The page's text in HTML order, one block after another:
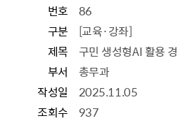
번호
86
구분
[교육·강좌]
제목
구민 생성형AI 활용
부서
총무과
작성일
2025.11.05
조회수
937